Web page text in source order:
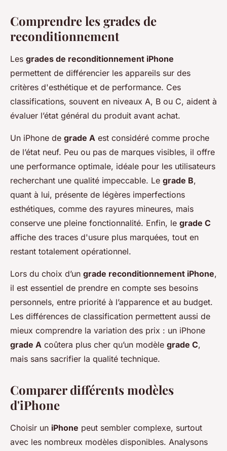
Comprendre les grades de
reconditionnement
Les grades de reconditionnement iPhone
permettent de différencier les appareils sur des
critères d'esthétique et de performance. Ces
classifications, souvent en niveaux A, B ou C, aident à
évaluer l’état général du produit avant achat.
Un iPhone de grade A est considéré comme proche
de l’état neuf. Peu ou pas de marques visibles, il offre
une performance optimale, idéale pour les utilisateurs
recherchant une qualité impeccable. Le grade B,
quant à lui, présente de légères imperfections
esthétiques, comme des rayures mineures, mais
conserve une pleine fonctionnalité. Enfin, le grade C
affiche des traces d'usure plus marquées, tout en
restant totalement opérationnel.
Lors du choix d’un grade reconditionnement iPhone,
il est essentiel de prendre en compte ses besoins
personnels, entre priorité à l’apparence et au budget.
Les différences de classification permettent aussi de
mieux comprendre la variation des prix : un iPhone
grade A coûtera plus cher qu’un modèle grade C,
mais sans sacrifier la qualité technique.
Comparer différents modèles
d'iPhone
Choisir un iPhone peut sembler complexe, surtout
avec les nombreux modèles disponibles. Analysons